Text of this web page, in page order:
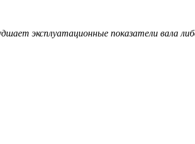
эксплуатационные показатели вала